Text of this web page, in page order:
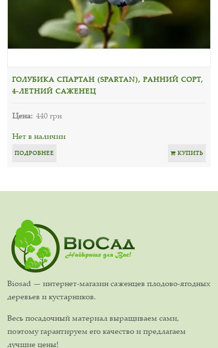
ГОЛУБИКА СПАРТАН (SPARTAN), РАННИЙ СОРТ,
4-ЛЕТНИЙ САЖЕНЕЦ
Цена: 440 грн
Нет в наличии
ПОДРОБНЕЕ КУПИТЬ
Biosad — интернет-магазин саженцев плодово-ягодных
деревьев и кустарников.
Весь посадочный материал выращиваем сами,
поэтому гарантируем его качество и предлагаем
лучшие цены!